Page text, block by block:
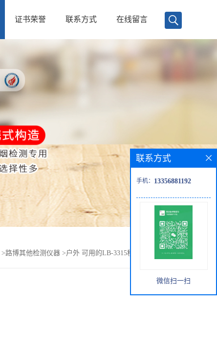
证书荣誉 联系方式 在线留言
>路博其他检测仪器 > 户外 可用的LB-3315移动式采样工作箱
联系方式
手机： 13356881192
微信扫一扫